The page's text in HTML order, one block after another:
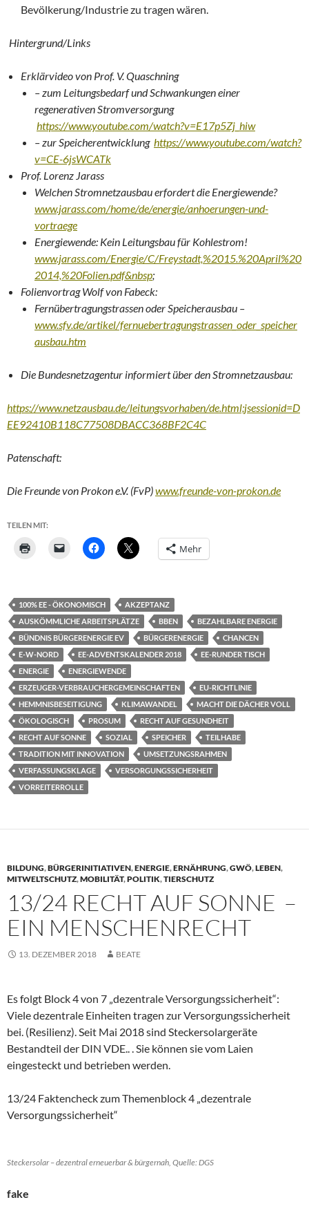
Bevölkerung/Industrie zu tragen wären.
Hintergrund/Links
Erklärvideo von Prof. V. Quaschning
– zum Leitungsbedarf und Schwankungen einer
regenerativen Stromversorgung
https://www.youtube.com/watch?v=E17p5Zj_hiw
– zur Speicherentwicklung https://www.youtube.com/watch?
v=CE-6jsWCATk
Prof. Lorenz Jarass
Welchen Stromnetzausbau erfordert die Energiewende?
www.jarass.com/home/de/energie/anhoerungen-und-
vortraege
Energiewende: Kein Leitungsbau für Kohlestrom!
www.jarass.com/Energie/C/Freystadt,%2015.%20April%20
2014,%20Folien.pdf&nbsp;
Folienvortrag Wolf von Fabeck:
Fernübertragungstrassen oder Speicherausbau –
www.sfv.de/artikel/fernuebertragungstrassen_oder_speicher
ausbau.htm
Die Bundesnetzagentur informiert über den Stromnetzausbau:
https://www.netzausbau.de/leitungsvorhaben/de.html;jsessionid=D
EE92410B118C77508DBACC368BF2C4C
Patenschaft:
Die Freunde von Prokon e.V. (FvP)www.freunde-von-prokon.de
TEILEN MIT:
Mehr
100% EE - ÖKONOMISCH
AKZEPTANZ
AUSKÖMMLICHE ARBEITSPLÄTZE
BBEN
BEZAHLBARE ENERGIE
BÜNDNIS BÜRGERENERGIE EV
BÜRGERENERGIE
CHANCEN
E-W-NORD
EE-ADVENTSKALENDER 2018
EE-RUNDER TISCH
ENERGIE
ENERGIEWENDE
ERZEUGER-VERBRAUCHERGEMEINSCHAFTEN
EU-RICHTLINIE
HEMMNISBESEITIGUNG
KLIMAWANDEL
MACHT DIE DÄCHER VOLL
ÖKOLOGISCH
PROSUM
RECHT AUF GESUNDHEIT
RECHT AUF SONNE
SOZIAL SPEICHER
TEILHABE
TRADITION MIT INNOVATION
UMSETZUNGSRAHMEN
VERFASSUNGSKLAGE
VERSORGUNGSSICHERHEIT
VORREITERROLLE
BILDUNG,BÜRGERINITIATIVEN,ENERGIE,ERNÄHRUNG,GWÖ,LEBEN,
MITWELTSCHUTZ,MOBILITÄT,POLITIK,TIERSCHUTZ
13/24 RECHT AUF SONNE –
EIN MENSCHENRECHT
13. DEZEMBER 2018 BEATE
Es folgt Block 4 von 7 „dezentrale Versorgungssicherheit“:
Viele dezentrale Einheiten tragen zur Versorgungssicherheit
bei. (Resilienz). Seit Mai 2018 sind Steckersolargeräte
Bestandteil der DIN VDE.. . Sie können sie vom Laien
eingesteckt und betrieben werden.
13/24 Faktencheck zum Themenblock 4 „dezentrale
Versorgungssicherheit“
Steckersolar – dezentral erneuerbar & bürgernah, Quelle: DGS
fake